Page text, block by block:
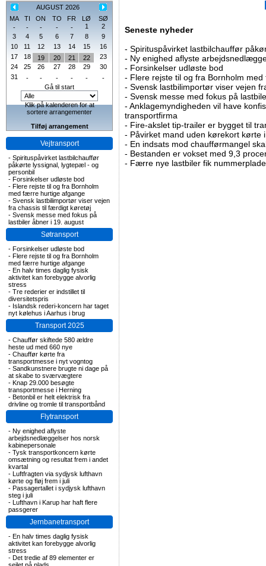
AUGUST 2026
MA
TI ON TO FR LØ
SØ
-
- - - - 1
2
3
4 5 6 7 8
9
10
11 12 13 14 15
16
17
18 19 20 21 22
23
24
25 26 27 28 29
30
31
- - - - -
-
Gå til start
Klik på kalenderen for at
sortere arrangementer
Tilføj arrangement
Vejtransport
- Spirituspåvirket lastbilchauffør
påkørte lyssignal, lygtepæl - og
personbil
- Forsinkelser udløste bod
- Flere rejste til og fra Bornholm
med færre hurtige afgange
- Svensk lastbilimportør viser vejen
fra chassis til færdigt køretøj
- Svensk messe med fokus på
lastbiler åbner i 19. august
Søtransport
- Forsinkelser udløste bod
- Flere rejste til og fra Bornholm
med færre hurtige afgange
- En halv times daglig fysisk
aktivitet kan forebygge alvorlig
stress
- Tre rederier er indstillet til
diversitetspris
- Islandsk rederi-koncern har taget
nyt kølehus i Aarhus i brug
Transport 2025
- Chauffør skiftede 580 ældre
heste ud med 660 nye
- Chauffør kørte fra
transportmesse i nyt vogntog
- Sandkunstnere brugte ni dage på
at skabe to sværvægtere
- Knap 29.000 besøgte
transportmesse i Herning
- Betonbil er helt elektrisk fra
drivline og tromle til transportbånd
Flytransport
- Ny enighed aflyste
arbejdsnedlæggelser hos norsk
kabinepersonale
- Tysk transportkoncern kørte
omsætning og resultat frem i andet
kvartal
- Luftfragten via sydjysk lufthavn
kørte og fløj frem i juli
- Passagertallet i sydjysk lufthavn
steg i juli
- Lufthavn i Karup har haft flere
passgerer
Jernbanetransport
- En halv times daglig fysisk
aktivitet kan forebygge alvorlig
stress
- Det tredie af 89 elementer er
Seneste nyheder
- Spirituspåvirket lastbilchauffør
- Ny enighed aflyste
- Forsinkelser udløste bod
- Flere rejste til og fra Bornholm
- Svensk lastbilimportør viser vejen
- Svensk messe med fokus på
- Anklagemyndigheden vil have
transportfirma
- Fire-akslet tip-trailer er bygget til
- Påvirket mand uden kørekort kørte
- En indsats mod chaufførmangel
- Bestanden er vokset med 9,3
- Færre nye lastbiler fik